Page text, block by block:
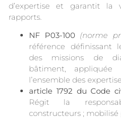
d’expertise et garantit la
rapports.
NF P03-100 (norme
référence définissant
des missions de
bâtiment,
l’ensemble des
article 1792 du Code
Régit la
constructeurs ; mobilisé